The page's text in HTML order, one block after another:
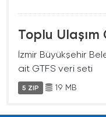
Toplu Ulaşım
İzmir Büyükşehir
ait GTFS veri seti
5 ZIP 19 MB